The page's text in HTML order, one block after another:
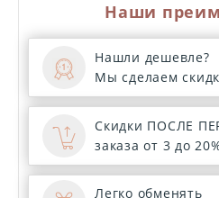
Наши
Нашли дешевле?
Мы сделаем
Скидки ПОСЛЕ
заказа от 3 до
Легко обменять